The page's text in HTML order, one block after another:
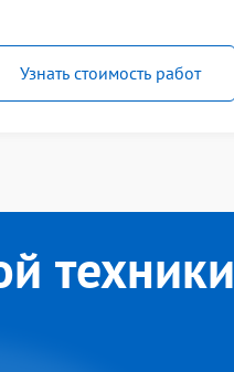
Узнать стоимость работ
техники